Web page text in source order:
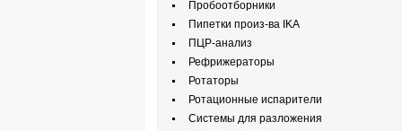
Пробоотборники
Пипетки произ-ва IKA
ПЦР-анализ
Рефрижераторы
Ротаторы
Ротационные испарители
Системы для разложения